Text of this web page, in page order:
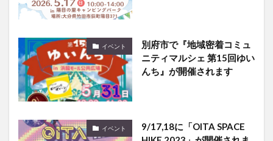
イベント
別府市で『地域密着コミュ
ニティマルシェ 第15回ゆい
んち』が開催されます
イベント
9/17,18に「OITA SPACE